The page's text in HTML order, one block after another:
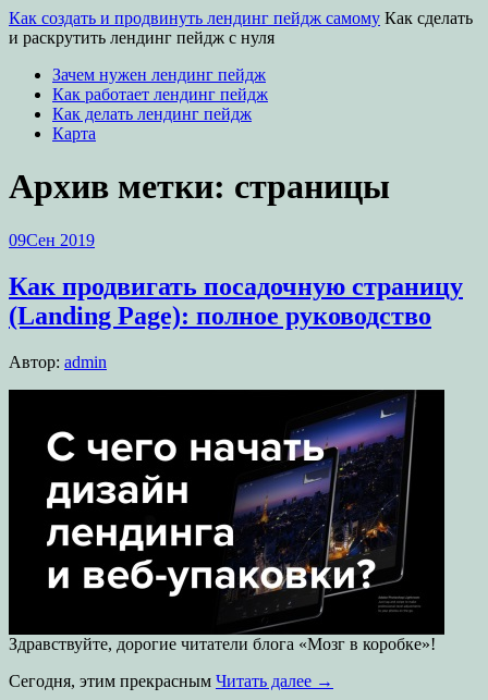
Как создать и продвинуть лендинг пейдж самому Как сделать
и раскрутить лендинг пейдж с нуля
Зачем нужен лендинг пейдж
Как работает лендинг пейдж
Как делать лендинг пейдж
Карта
Архив метки: страницы
09Сен 2019
Как продвигать посадочную страницу
(Landing Page): полное руководство
Автор: admin
Здравствуйте, дорогие читатели блога «Мозг в коробке»!
Сегодня, этим прекрасным Читать далее →